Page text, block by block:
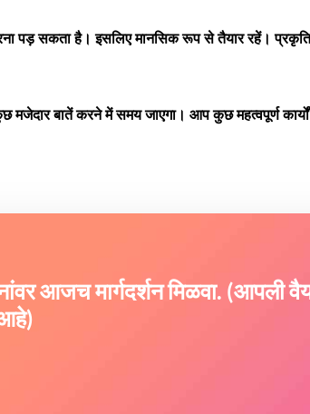
सकता है। इसलिए मानसिक रूप से तैयार रहें। प्रकृति
बातें करने में समय जाएगा। आप कुछ महत्वपूर्ण कार्यों
आजच मार्गदर्शन मिळवा. (आपली
आहे)